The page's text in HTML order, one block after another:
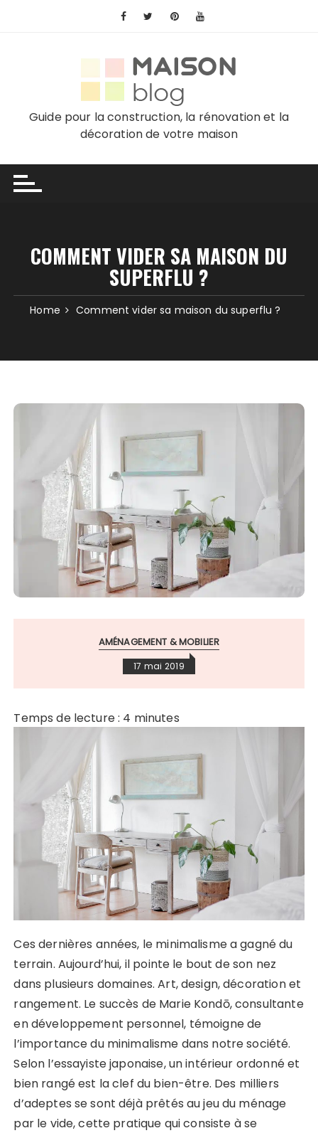
Guide pour la construction, la rénovation et la
décoration de votre maison
COMMENT VIDER SA MAISON DU
SUPERFLU ?
Home Comment vider sa maison du superflu ?
AMÉNAGEMENT & MOBILIER
17 mai 2019
Temps de lecture : 4 minutes
Ces dernières années, le minimalisme a gagné du
terrain. Aujourd’hui, il pointe le bout de son nez
dans plusieurs domaines. Art, design, décoration et
rangement. Le succès de Marie Kondō, consultante
en développement personnel, témoigne de
l’importance du minimalisme dans notre société.
Selon l’essayiste japonaise, un intérieur ordonné et
bien rangé est la clef du bien-être. Des milliers
d’adeptes se sont déjà prêtés au jeu du ménage
par le vide, cette pratique qui consiste à se